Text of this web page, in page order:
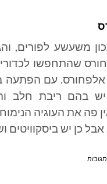
משעשע לפורים,
שהתחפשו
אלפחורס. עם הפתעה
יש בהם ריבת חלב
פה את העוגיה
כן יש ביסקוויטים